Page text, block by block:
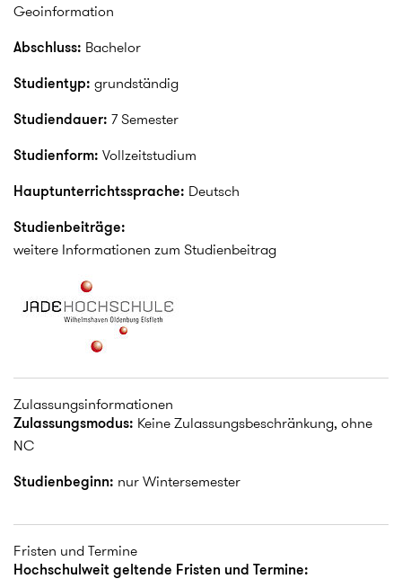
Geoinformation
Abschluss: Bachelor
Studientyp: grundständig
Studiendauer: 7 Semester
Studienform: Vollzeitstudium
Hauptunterrichtssprache: Deutsch
Studienbeiträge:
weitere Informationen zum Studienbeitrag
Zulassungsinformationen
Zulassungsmodus: Keine Zulassungsbeschränkung, ohne
NC
Studienbeginn: nur Wintersemester
Fristen und Termine
Hochschulweit geltende Fristen und Termine: